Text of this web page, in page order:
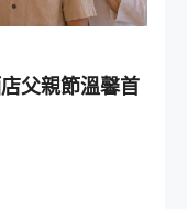
父親節溫馨首